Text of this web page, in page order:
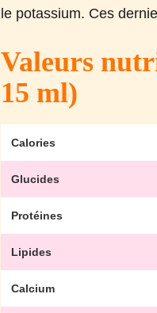
le potassium. Ces
Valeurs
15 ml)
Calories
Glucides
Protéines
Lipides
Calcium